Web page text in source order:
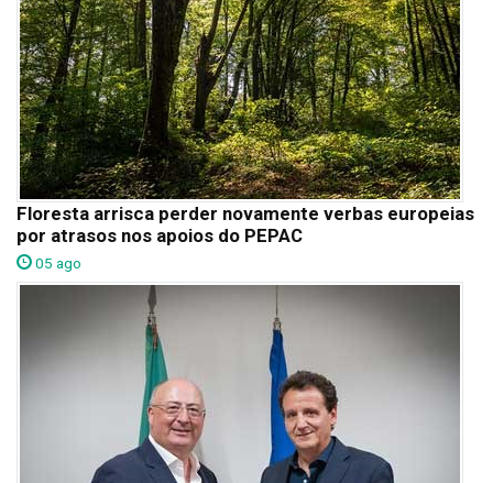
Floresta arrisca perder novamente verbas europeias
por atrasos nos apoios do PEPAC
05 ago